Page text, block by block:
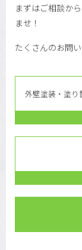
まずはご相談か
ませ！
たくさんのお問
外壁塗装・塗り